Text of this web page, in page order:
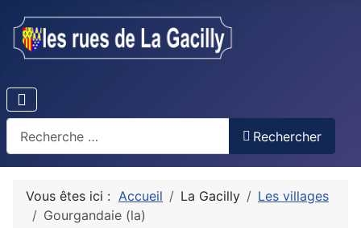
Rechercher
Vous êtes ici : Accueil La Gacilly
Les villages
Gourgandaie (la)